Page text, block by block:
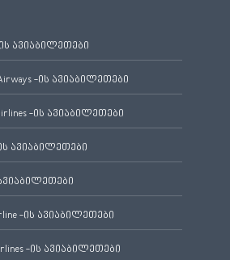
ავიაბილეთები
Airways -ის ავიაბილეთები
-ის ავიაბილეთები
ის ავიაბილეთები
-ის ავიაბილეთები
-ის ავიაბილეთები